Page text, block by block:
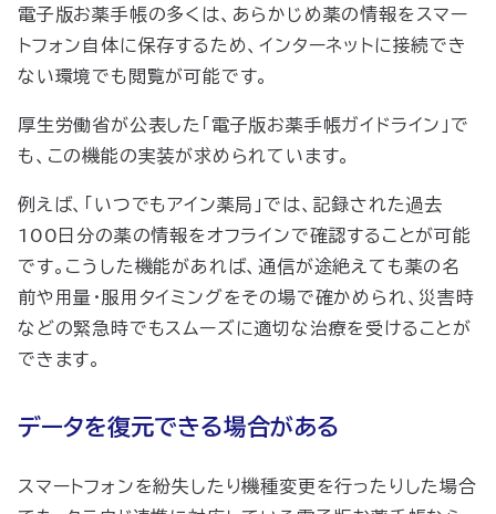
電子版お薬手帳の多くは、あらかじめ薬の情報をスマー
トフォン自体に保存するため、インターネットに接続でき
ない環境でも閲覧が可能です。
厚生労働省が公表した「電子版お薬手帳ガイドライン」で
も、この機能の実装が求められています。
例えば、「いつでもアイン薬局」では、記録された過去
100日分の薬の情報をオフラインで確認することが可能
です。こうした機能があれば、通信が途絶えても薬の名
前や用量・服用タイミングをその場で確かめられ、災害時
などの緊急時でもスムーズに適切な治療を受けることが
できます。
データを復元できる場合がある
スマートフォンを紛失したり機種変更を行ったりした場合